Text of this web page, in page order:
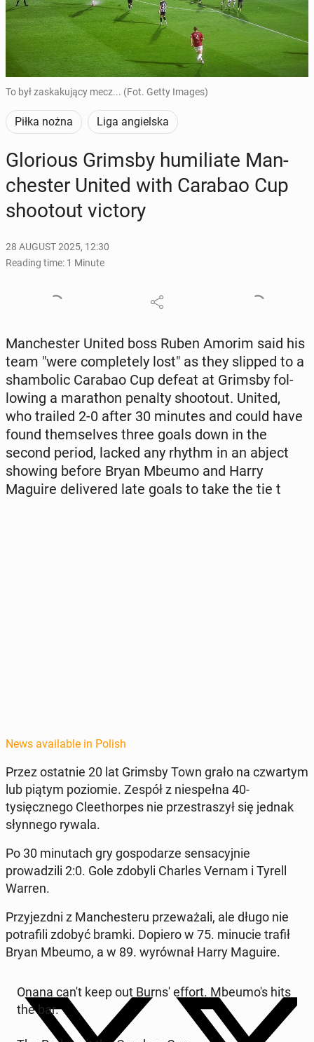
To był zaskakujący mecz... (Fot. Getty Images)
Piłka nożna Liga angielska
Glo­ri­ous Grimsby hu­mil­i­ate Man­
ches­ter United with Carabao Cup
shootout victory
28 AUGUST 2025, 12:30
Reading time: 1 Minute
Man­ches­ter United boss Ruben Amorim said his
team "were com­plete­ly lost" as they slipped to a
sham­bol­ic Carabao Cup defeat at Grimsby fol­
low­ing a marathon penalty shootout. United,
who trailed 2-0 after 30 minutes and could have
found them­selves three goals down in the
second period, lacked any rhythm in an abject
showing before Bryan Mbeumo and Harry
Maguire de­liv­ered late goals to take the tie t
News available in Polish
Przez os­tat­nie 20 lat Grimsby Town grało na czwartym
lub piątym poziomie. Zespół z niespeł­na 40-
tysięcznego Cleethor­pes nie przes­traszył się jednak
słyn­nego rywala.
Po 30 min­u­tach gry gospo­darze sen­sacyjnie
prowadzili 2:0. Gole zdobyli Charles Vernam i Tyrell
Warren.
Przy­jezd­ni z Man­ches­teru prze­ważali, ale długo nie
po­trafili zdobyć bramki. Dopiero w 75. minucie trafił
Bryan Mbeumo, a w 89. wyrów­nał Harry Maguire.
Onana can't keep out Burns' effort. Mbeu­mo's hits
the bar.